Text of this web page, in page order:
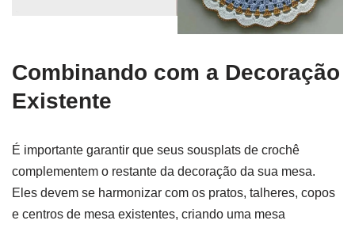
Combinando com a Decoração
Existente
É importante garantir que seus sousplats de crochê
complementem o restante da decoração da sua mesa.
Eles devem se harmonizar com os pratos, talheres, copos
e centros de mesa existentes, criando uma mesa